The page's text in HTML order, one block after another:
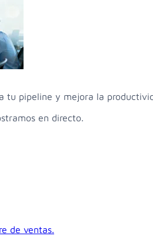
tu pipeline y mejora la
en directo.
de ventas.